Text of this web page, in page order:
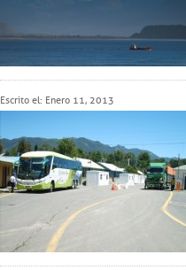
Escrito el: Enero 11, 2013